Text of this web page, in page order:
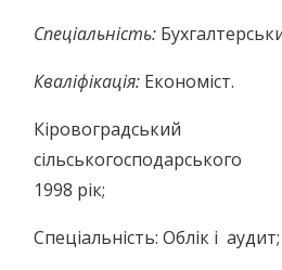
Спеціальність:
Кваліфікація: Економіст.
1998 рік;
Спеціальність: Облік і аудит;